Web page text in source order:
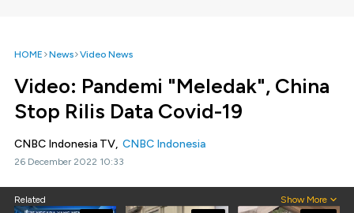
HOME News Video News
Video: Pandemi "Meledak", China
Stop Rilis Data Covid-19
CNBC Indonesia TV, CNBC Indonesia
26 December 2022 10:33
Related Show More